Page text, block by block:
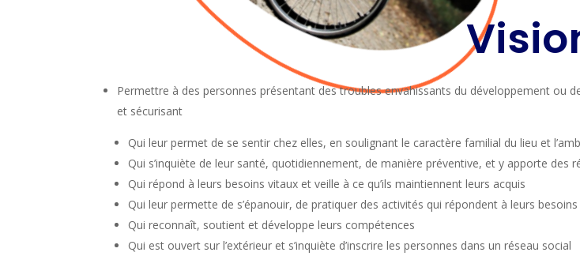
Permettre à des personnes présentant des troubles envahissants du développement ou
et sécurisant
Qui leur permet de se sentir chez elles, en soulignant le caractère familial du lieu et
Qui s’inquiète de leur santé, quotidiennement, de manière préventive, et y apporte des
Qui répond à leurs besoins vitaux et veille à ce qu’ils maintiennent leurs acquis
Qui leur permette de s’épanouir, de pratiquer des activités qui répondent à leurs
Qui reconnaît, soutient et développe leurs compétences
Qui est ouvert sur l’extérieur et s’inquiète d’inscrire les personnes dans un réseau social